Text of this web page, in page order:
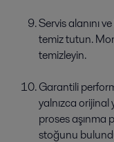
Servis alanını
temiz tutun.
temizleyin.
Garantili
yalnızca orijinal
proses aşınma
stoğunu